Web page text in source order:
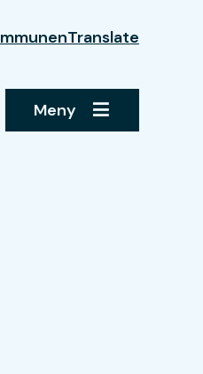
Translate
Meny